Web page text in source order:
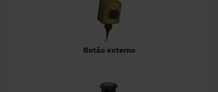
Botão externo